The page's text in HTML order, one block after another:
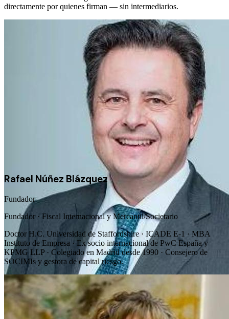
directamente por quienes firman — sin intermediarios.
Rafael Núñez Blázquez
Fundador
Fundador · Fiscal Internacional y Mercantil/Societario
Doctor H.C. Universidad de Staffordshire · ICADE E-1 · MBA
Instituto de Empresa · Ex socio internacional de PwC España y
KPMG LLP · Colegiado en Madrid desde 1990 · Consejero de
SOCIMIs y gestora de capital riesgo.